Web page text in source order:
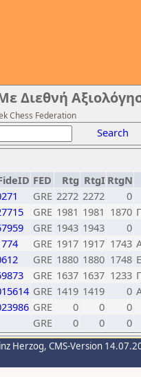
Διεθνή
Chess Federation
Search
FED Rtg RtgI RtgN
GRE 2272 2272
0
GRE 1981 1981 1870
GRE 1943 1943
0
GRE 1917 1917 1743
GRE 1880 1880 1748
GRE 1637 1637 1233
GRE 1419 1419 0
GRE 0 0
0
GRE 0 0 0
Herzog, CMS-Version